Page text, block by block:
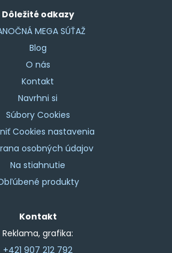
Dôležité odkazy
MEGA SÚŤAŽ
Blog
O nás
Kontakt
Navrhni si
Súbory Cookies
Cookies nastavenia
osobných údajov
Na stiahnutie
produkty
Kontakt
Reklama, grafika:
+421 907 212 792